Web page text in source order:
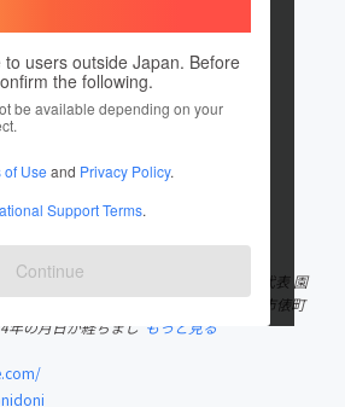
users outside Japan. Before
the following.
be available depending on your
of Use and Privacy Policy.
Support Terms.
Continue
1件のプロジェクトを投稿しています
阜県
阜県
堂「DONIDONI（ドーニドーニ）」の代表 園
15年営業していたイタリア食堂を美濃市俵町
年の月日が経ちまし もっと見る